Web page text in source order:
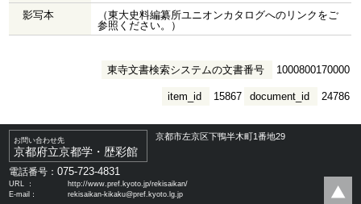
影写本
（東大史料編纂所ユニオンカタログへのリンクをご
参照ください。）
東寺文書検索システムの文書番号 1000800170000
document_id 24786
item_id 15867
お問い合わせ先
京都府立京都学・歴彩館
京都市左京区下鴨半木町1番地29
電話番号：075-723-4831
URL ：
http://www.pref.kyoto.jp/rekisaikan/
E-mail：
rekisaikan-kikaku@pref.kyoto.lg.jp